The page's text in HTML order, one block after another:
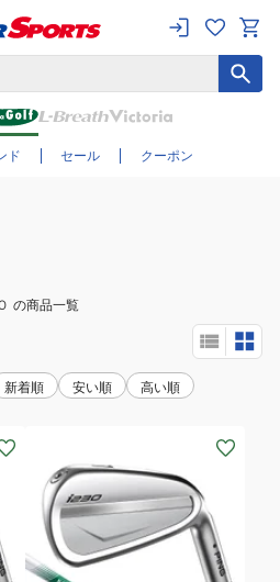
ド セール クーポン
さらに絞り込む
の商品一覧
新着順 安い順 高い順